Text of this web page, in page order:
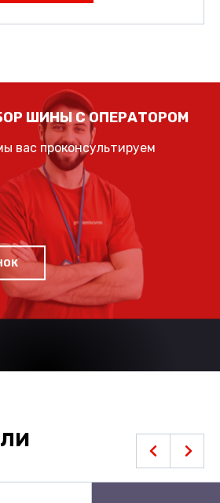
ШИНЫ С ОПЕРАТОРОМ
вас проконсультируем